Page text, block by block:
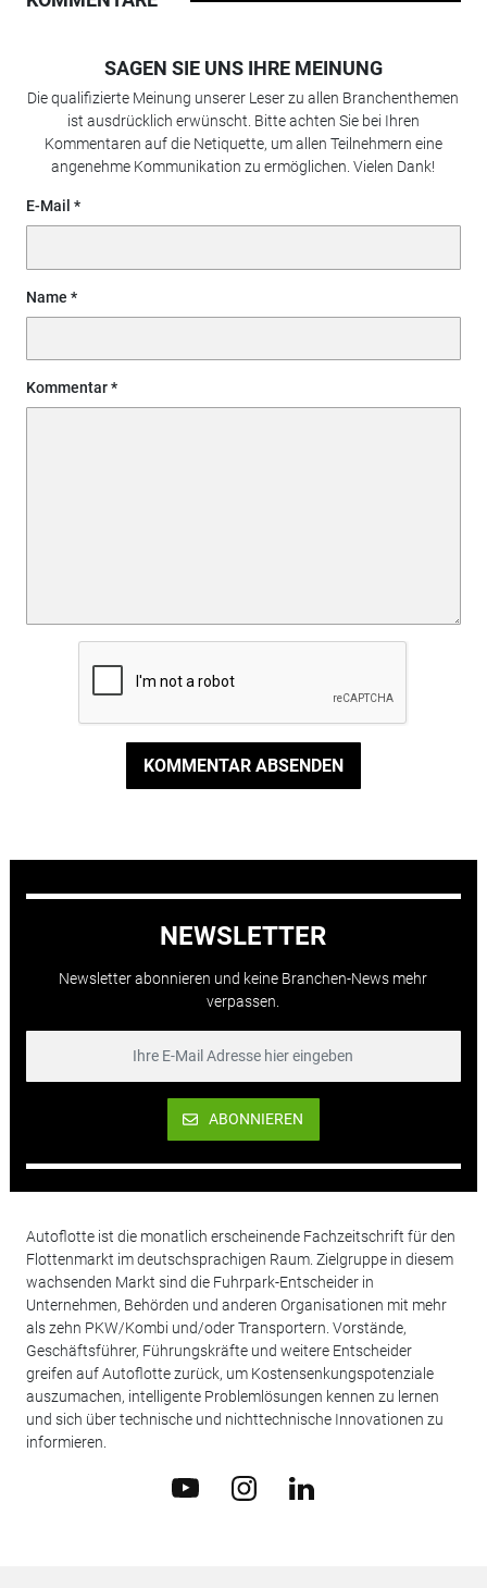
SAGEN SIE UNS IHRE MEINUNG
Die qualifizierte Meinung unserer Leser zu allen Branchenthemen
ist ausdrücklich erwünscht. Bitte achten Sie bei Ihren
Kommentaren auf die Netiquette, um allen Teilnehmern eine
angenehme Kommunikation zu ermöglichen. Vielen Dank!
E-Mail
Name
Kommentar
KOMMENTAR ABSENDEN
NEWSLETTER
Newsletter abonnieren und keine Branchen-News mehr
verpassen.
ABONNIEREN
Autoflotte ist die monatlich erscheinende Fachzeitschrift für den
Flottenmarkt im deutschsprachigen Raum. Zielgruppe in diesem
wachsenden Markt sind die Fuhrpark-Entscheider in
Unternehmen, Behörden und anderen Organisationen mit mehr
als zehn PKW/Kombi und/oder Transportern. Vorstände,
Geschäftsführer, Führungskräfte und weitere Entscheider
greifen auf Autoflotte zurück, um Kostensenkungspotenziale
auszumachen, intelligente Problemlösungen kennen zu lernen
und sich über technische und nichttechnische Innovationen zu
informieren.